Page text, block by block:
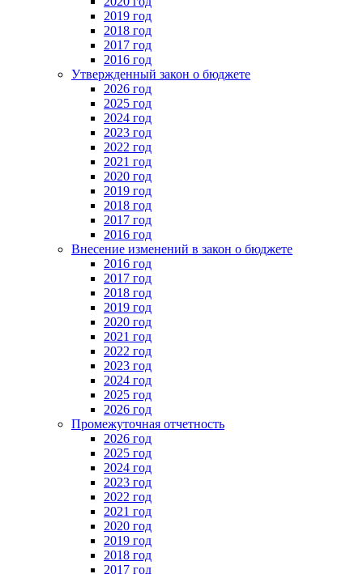
2019 год
2018 год
2017 год
2016 год
Утвержденный закон о бюджете
2026 год
2025 год
2024 год
2023 год
2022 год
2021 год
2020 год
2019 год
2018 год
2017 год
2016 год
Внесение изменений в закон о бюджете
2016 год
2017 год
2018 год
2019 год
2020 год
2021 год
2022 год
2023 год
2024 год
2025 год
2026 год
Промежуточная отчетность
2026 год
2025 год
2024 год
2023 год
2022 год
2021 год
2020 год
2019 год
2018 год
2017 год